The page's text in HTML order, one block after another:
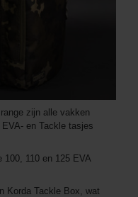
zijn alle vakken
en Tackle tasjes
110 en 125 EVA
Korda Tackle Box, wat